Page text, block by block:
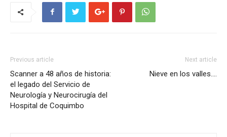
Previous article
Scanner a 48 años de historia:
el legado del Servicio de
Neurología y Neurocirugía del
Hospital de Coquimbo
Next article
Nieve en los valles….